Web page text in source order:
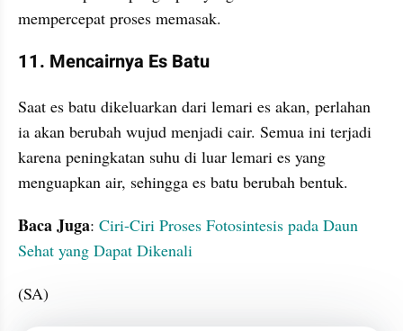
mempercepat proses memasak.
11. Mencairnya Es Batu
Saat es batu dikeluarkan dari lemari es akan, perlahan
ia akan berubah wujud menjadi cair. Semua ini terjadi
karena peningkatan suhu di luar lemari es yang
menguapkan air, sehingga es batu berubah bentuk.
Baca Juga: Ciri-Ciri Proses Fotosintesis pada Daun
Sehat yang Dapat Dikenali
(SA)